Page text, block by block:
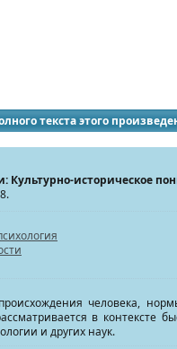
текста этого
Культурно-историческое
человека,
в
и других наук.